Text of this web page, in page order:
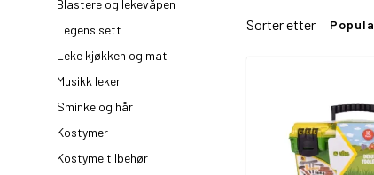
Blastere og lekevåpen
Legens sett
Leke kjøkken og mat
Musikk leker
Sminke og hår
Kostymer
Kostyme tilbehør
Sorter etter